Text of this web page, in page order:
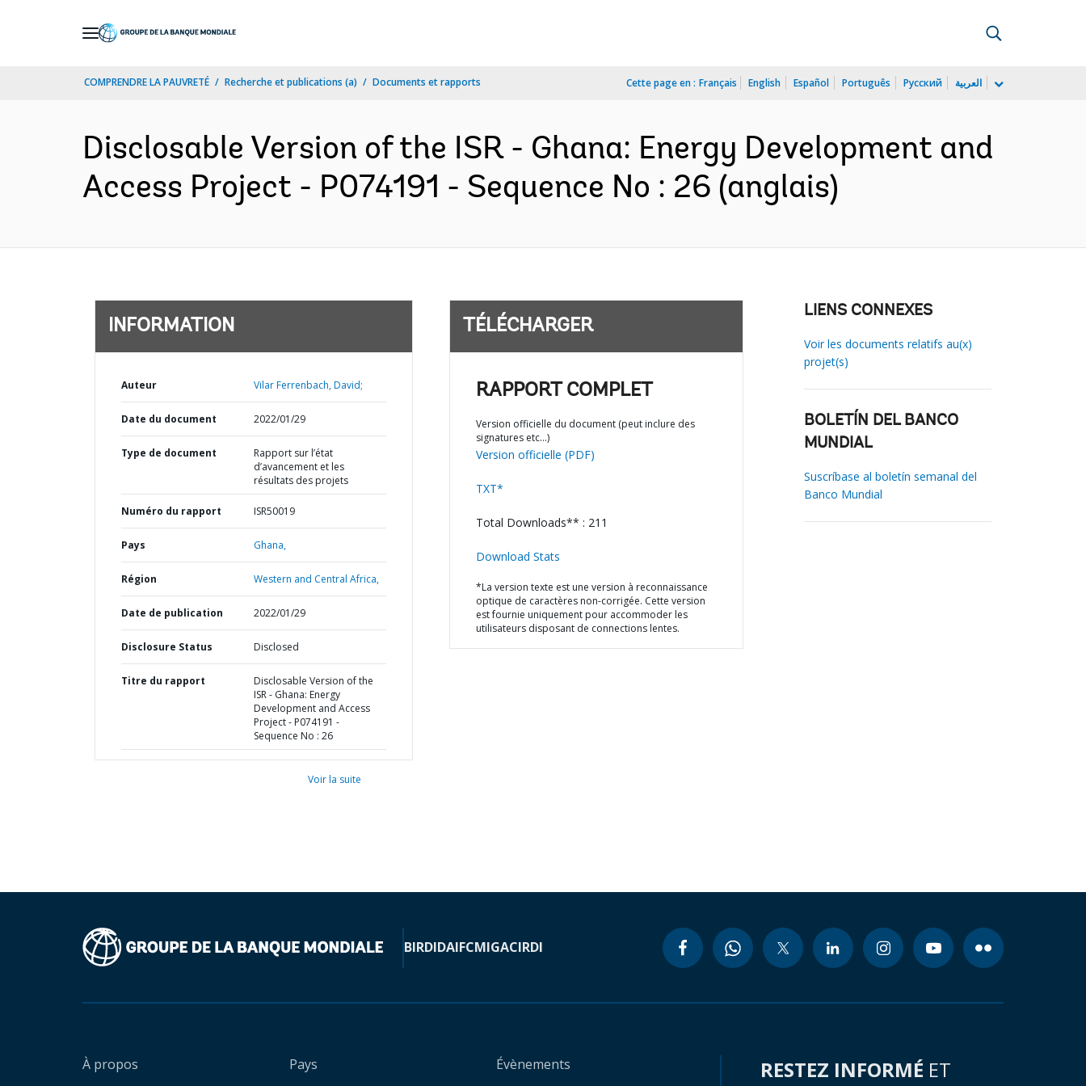
COMPRENDRE LA PAUVRETÉ Recherche et publications (a) Documents et rapports Cette page en : Français English Español Português Русский العربية
Disclosable Version of the ISR - Ghana: Energy Development and
Access Project - P074191 - Sequence No : 26 (anglais)
INFORMATION
Auteur Vilar Ferrenbach, David;
Date du document 2022/01/29
Type de document
Rapport sur l’état
d’avancement et les
résultats des projets
Numéro du rapport ISR50019
Pays Ghana,
Région Western and Central Africa,
Date de publication 2022/01/29
Disclosure Status Disclosed
Titre du rapport
Disclosable Version of the
ISR - Ghana: Energy
Development and Access
Project - P074191 -
Sequence No : 26
Voir la suite
TÉLÉCHARGER
RAPPORT COMPLET
Version officielle du document (peut inclure des
signatures etc…)
Version officielle (PDF)
TXT*
Total Downloads** : 211
Download Stats
*La version texte est une version à reconnaissance
optique de caractères non-corrigée. Cette version
est fournie uniquement pour accommoder les
utilisateurs disposant de connections lentes.
LIENS CONNEXES
Voir les documents relatifs au(x)
projet(s)
BOLETÍN DEL BANCO
MUNDIAL
Suscríbase al boletín semanal del
Banco Mundial
BIRDIDAIFCMIGACIRDI
À propos Pays Évènements RESTEZ INFORMÉ ET